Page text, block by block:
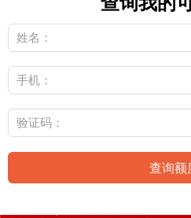
查询额